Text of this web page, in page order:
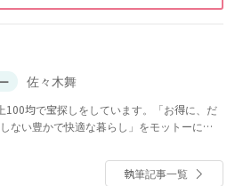
佐々木舞
100均で宝探しをしています。「お得に、だ
ない豊かで快適な暮らし」をモットーに工
はグルメと海外旅行、特技はコスパ最高アイ
つけるコト！そんな私が見つけた素敵なモノ
執筆記事一覧